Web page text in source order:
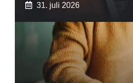
31. juli 2026